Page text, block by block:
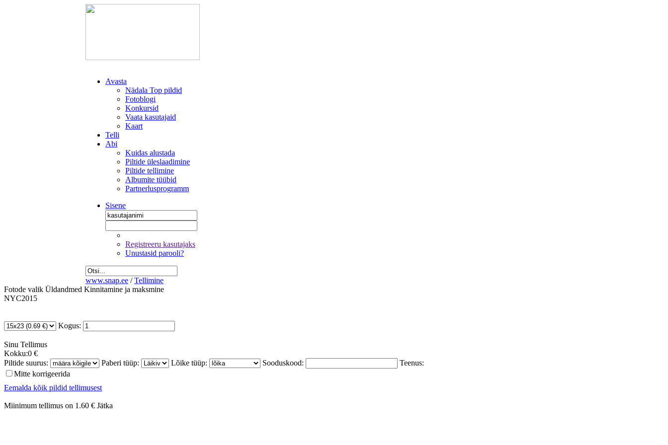
Avasta
Nädala Top pildid
Fotoblogi
Konkursid
Vaata kasutajaid
Kaart
Telli
Abi
Kuidas alustada
Piltide üleslaadimine
Piltide tellimine
Albumite tüübid
Partnerlusprogramm
Sisene
Registreeru kasutajaks
Unustasid parooli?
www.snap.ee / Tellimine
Fotode valik Üldandmed Kinnitamine ja maksmine
NYC2015
Kogus:
Sinu Tellimus
Kokku:0 €
Piltide suurus:
Paberi tüüp: Lõike tüüp: Sooduskood:
Teenus:
Mitte korrigeerida
Eemalda kõik pildid tellimusest
Miinimum tellimus on 1.60 € Jätka